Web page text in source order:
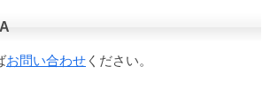
お問い合わせ ください。